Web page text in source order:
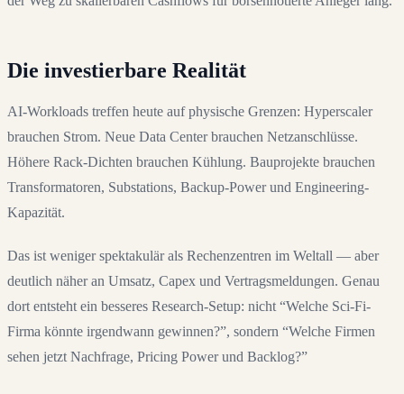
Die investierbare Realität
AI-Workloads treffen heute auf physische Grenzen: Hyperscaler
brauchen Strom. Neue Data Center brauchen Netzanschlüsse.
Höhere Rack-Dichten brauchen Kühlung. Bauprojekte brauchen
Transformatoren, Substations, Backup-Power und Engineering-
Kapazität.
Das ist weniger spektakulär als Rechenzentren im Weltall — aber
deutlich näher an Umsatz, Capex und Vertragsmeldungen. Genau
dort entsteht ein besseres Research-Setup: nicht “Welche Sci-Fi-
Firma könnte irgendwann gewinnen?”, sondern “Welche Firmen
sehen jetzt Nachfrage, Pricing Power und Backlog?”